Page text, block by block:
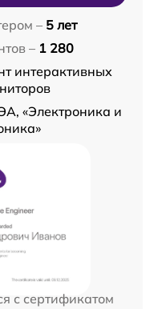
– 5 лет
– 1 280
интерактивных
«Электроника и
с сертификатом